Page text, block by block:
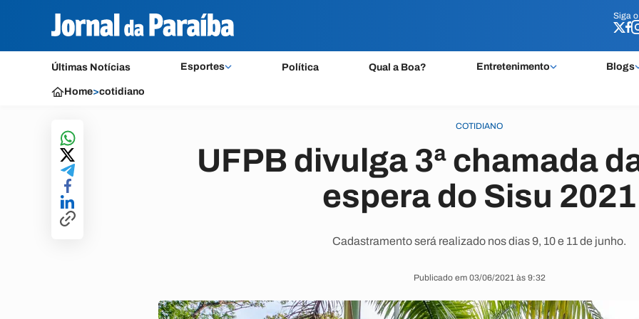
Siga o
Últimas Notícias Esportes Política Qual a Boa? Entretenimento Blogs
Siga o
Home>cotidiano
COTIDIANO
UFPB divulga 3ª chamada
espera do Sisu 2021
Cadastramento será realizado nos dias 9, 10 e 11 de junho.
Publicado em 03/06/2021 às 9:32